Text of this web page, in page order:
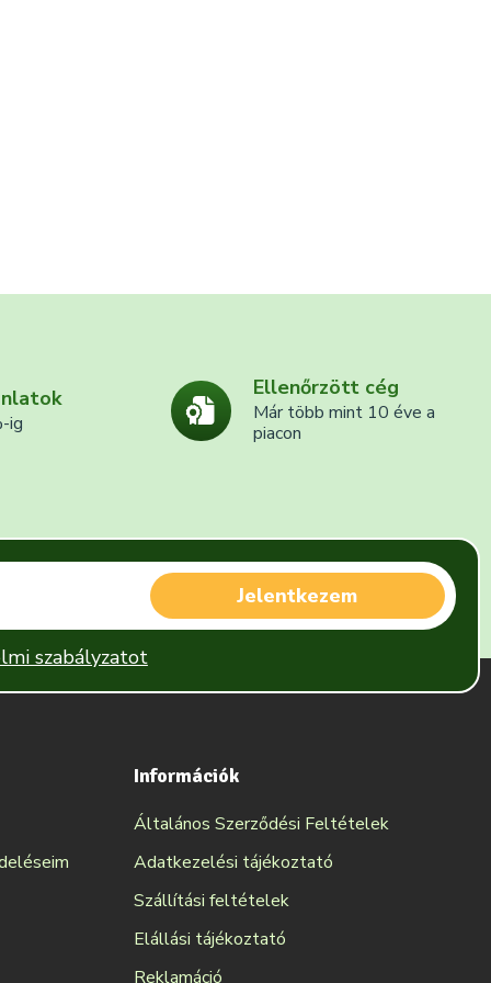
ig
Ellenőrzött cég
Már több mint 10 éve a
piacon
Jelentkezem
szabályzatot
Információk
Általános Szerződési Feltételek
Adatkezelési tájékoztató
Szállítási feltételek
Elállási tájékoztató
Reklamáció